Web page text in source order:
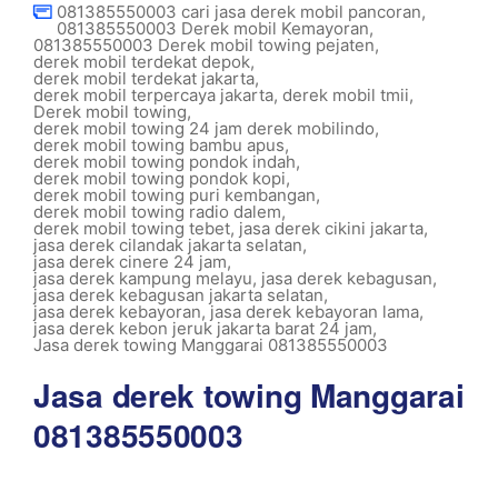
081385550003 cari jasa derek mobil pancoran,
081385550003 Derek mobil Kemayoran,
081385550003 Derek mobil towing pejaten,
derek mobil terdekat depok,
derek mobil terdekat jakarta,
derek mobil terpercaya jakarta, derek mobil tmii,
Derek mobil towing,
derek mobil towing 24 jam derek mobilindo,
derek mobil towing bambu apus,
derek mobil towing pondok indah,
derek mobil towing pondok kopi,
derek mobil towing puri kembangan,
derek mobil towing radio dalem,
derek mobil towing tebet, jasa derek cikini jakarta,
jasa derek cilandak jakarta selatan,
jasa derek cinere 24 jam,
jasa derek kampung melayu, jasa derek kebagusan,
jasa derek kebagusan jakarta selatan,
jasa derek kebayoran,jasa derek kebayoran lama,
jasa derek kebon jeruk jakarta barat 24 jam,
Jasa derek towing Manggarai 081385550003
Jasa derek towing Manggarai
081385550003